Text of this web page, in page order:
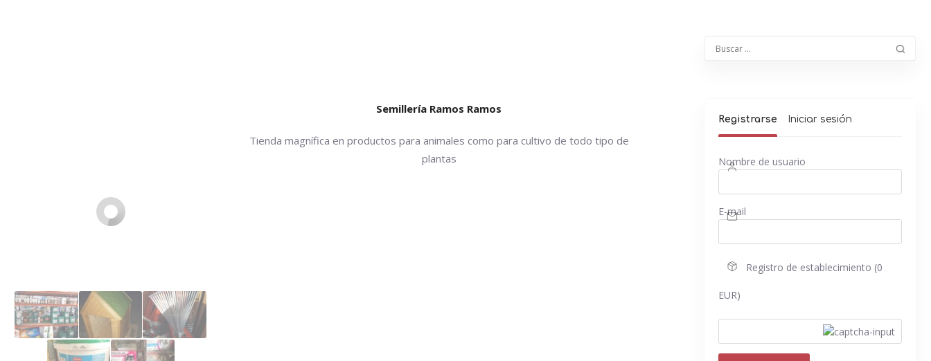
Semillería Ramos Ramos
Tienda magnífica en productos para animales como para cultivo de todo tipo de
plantas
Registrarse Iniciar sesión
Nombre de usuario
E-mail
Registro de establecimiento (0
EUR)